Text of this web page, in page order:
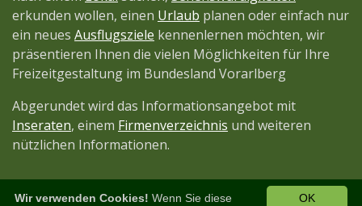
erkunden wollen, einen Urlaub planen oder einfach nur
ein neues Ausflugsziele kennenlernen möchten, wir
präsentieren Ihnen die vielen Möglichkeiten für Ihre
Freizeitgestaltung im Bundesland Vorarlberg
Abgerundet wird das Informationsangebot mit
Inseraten, einem Firmenverzeichnis und weiteren
nützlichen Informationen.
Diese Seite ist ein Projekt derJetztMedien.com OK
Wir verwenden Cookies! Wenn Sie diese